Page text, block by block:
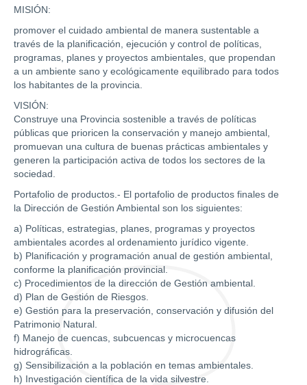
MISIÓN:
promover el cuidado ambiental de manera sustentable a
través de la planificación, ejecución y control de políticas,
programas, planes y proyectos ambientales, que propendan
a un ambiente sano y ecológicamente equilibrado para todos
los habitantes de la provincia.
VISIÓN:
Construye una Provincia sostenible a través de políticas
públicas que prioricen la conservación y manejo ambiental,
promuevan una cultura de buenas prácticas ambientales y
generen la participación activa de todos los sectores de la
sociedad.
Portafolio de productos.- El portafolio de productos finales de
la Dirección de Gestión Ambiental son los siguientes:
a) Políticas, estrategias, planes, programas y proyectos
ambientales acordes al ordenamiento jurídico vigente.
b) Planificación y programación anual de gestión ambiental,
conforme la planificación provincial.
c) Procedimientos de la dirección de Gestión ambiental.
d) Plan de Gestión de Riesgos.
e) Gestión para la preservación, conservación y difusión del
Patrimonio Natural.
f) Manejo de cuencas, subcuencas y microcuencas
hidrográficas.
g) Sensibilización a la población en temas ambientales.
h) Investigación científica de la vida silvestre.